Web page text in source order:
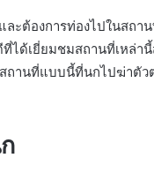
ะต้องการท่องไปในสถ
ที่ได้เยี่ยมชมสถานที่เห
านที่แบบนี้ที่นกไปฆ่าตัว